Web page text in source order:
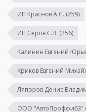
ИП Краснов А.С. (259)
ИП Серов С.В. (256)
Калинин Евгений
Криков Евгений
Ляпоров Денис
ООО "АвтоПроффи63"